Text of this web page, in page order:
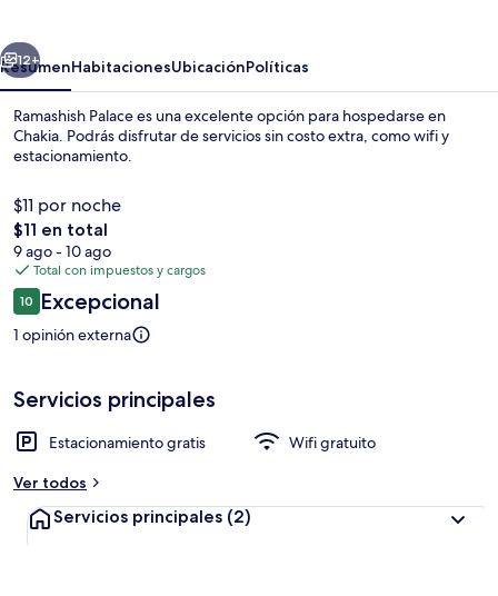
Siguiente
12+
ResumenHabitacionesUbicaciónPolíticas
Ramashish Palace es una excelente opción para hospedarse en
Chakia. Podrás disfrutar de servicios sin costo extra, como wifi y
estacionamiento.
$11 por noche
El
precio
total
es
de
$11
$11 en total
9 ago - 10 ago
Total con impuestos y cargos
Opiniones
1010 de 10,
Excepcional
1 opinión externa
Servicios principales
Estacionamiento gratis
Wifi gratuito
Ver todos
Servicios principales (2)